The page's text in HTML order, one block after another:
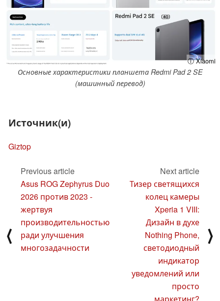
ⓘ Xiaomi
Основные характеристики планшета Redmi Pad 2 SE
(машинный перевод)
Источник(и)
Giztop
⟨
Previous article
Asus ROG Zephyrus Duo
2026 против 2023 -
жертвуя
производительностью
ради улучшения
многозадачности
Next article
Тизер светящихся
колец камеры
Xperia 1 VIII:
Дизайн в духе
Nothing Phone,
светодиодный
индикатор
уведомлений или
просто
маркетинг?
⟩